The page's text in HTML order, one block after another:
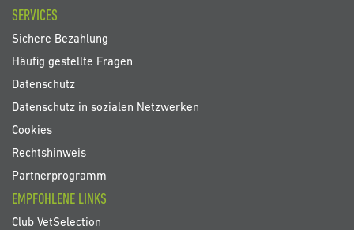
SERVICES
Sichere Bezahlung
Häufig gestellte Fragen
Datenschutz
Datenschutz in sozialen Netzwerken
Cookies
Rechtshinweis
Partnerprogramm
EMPFOHLENE LINKS
Club VetSelection